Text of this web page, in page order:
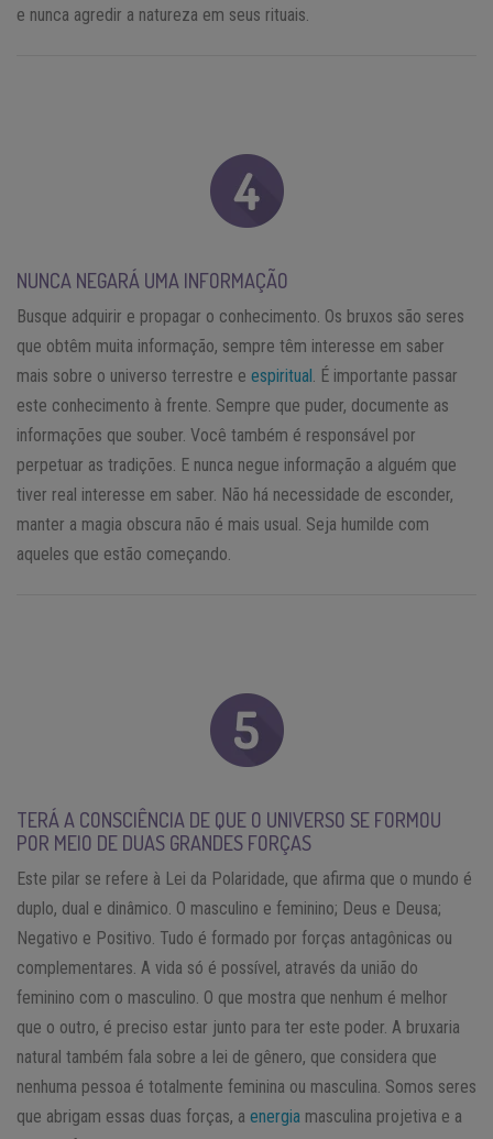
e nunca agredir a natureza em seus rituais.
NUNCA NEGARÁ UMA INFORMAÇÃO
Busque adquirir e propagar o conhecimento. Os bruxos são seres
que obtêm muita informação, sempre têm interesse em saber
mais sobre o universo terrestre e espiritual . É importante passar
este conhecimento à frente. Sempre que puder, documente as
informações que souber. Você também é responsável por
perpetuar as tradições. E nunca negue informação a alguém que
tiver real interesse em saber. Não há necessidade de esconder,
manter a magia obscura não é mais usual. Seja humilde com
aqueles que estão começando.
TERÁ A CONSCIÊNCIA DE QUE O UNIVERSO SE FORMOU
POR MEIO DE DUAS GRANDES FORÇAS
Este pilar se refere à Lei da Polaridade, que afirma que o mundo é
duplo, dual e dinâmico. O masculino e feminino; Deus e Deusa;
Negativo e Positivo. Tudo é formado por forças antagônicas ou
complementares. A vida só é possível, através da união do
feminino com o masculino. O que mostra que nenhum é melhor
que o outro, é preciso estar junto para ter este poder. A bruxaria
natural também fala sobre a lei de gênero, que considera que
nenhuma pessoa é totalmente feminina ou masculina. Somos seres
que abrigam essas duas forças, a energia masculina projetiva e a